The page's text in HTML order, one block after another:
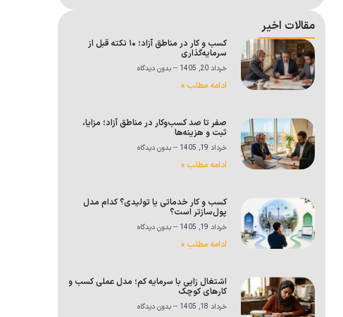
مقالات اخیر
کسب و کار در مناطق آزاد؛ ۱۰ نکته قبل از
سرمایه‌گذاری
خرداد 20, 1405 بدون دیدگاه
ادامه مطلب »
صفر تا صد کسب‌وکار در مناطق آزاد؛ مزایا،
ثبت و هزینه‌ها
خرداد 19, 1405 بدون دیدگاه
ادامه مطلب »
کسب و کار خدماتی یا تولیدی؟ کدام مدل
پول‌سازتر است؟
خرداد 19, 1405 بدون دیدگاه
ادامه مطلب »
اشتغال زایی با سرمایه کم؛ مدل عملی کسب و
کارهای کوچک
خرداد 18, 1405 بدون دیدگاه